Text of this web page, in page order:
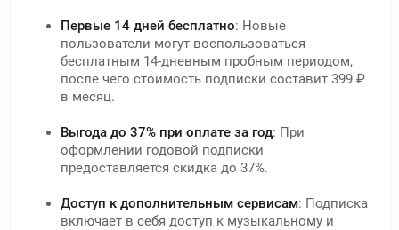
Первые 14 дней бесплатно: Новые
пользователи могут воспользоваться
бесплатным 14-дневным пробным периодом,
после чего стоимость подписки составит 399 ₽
в месяц.
Выгода до 37% при оплате за год: При
оформлении годовой подписки
предоставляется скидка до 37%.
Доступ к дополнительным сервисам: Подписка
включает в себя доступ к музыкальному и